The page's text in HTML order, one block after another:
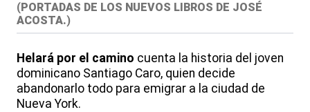
(PORTADAS DE LOS NUEVOS LIBROS DE JOSÉ
ACOSTA.)
Helará por el camino cuenta la historia del joven
dominicano Santiago Caro, quien decide
abandonarlo todo para emigrar a la ciudad de
Nueva York.